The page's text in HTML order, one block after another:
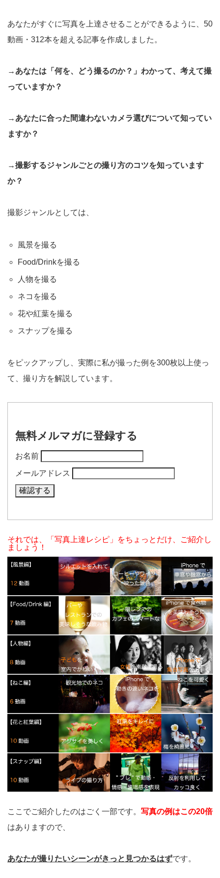
あなたがすぐに写真を上達させることができるように、50
動画・312本を超える記事を作成しました。
→あなたは「何を、どう撮るのか？」わかって、考えて撮
っていますか？
→あなたに合った間違わないカメラ選びについて知ってい
ますか？
→撮影するジャンルごとの撮り方のコツを知っています
か？
撮影ジャンルとしては、
風景を撮る
Food/Drinkを撮る
人物を撮る
ネコを撮る
花や紅葉を撮る
スナップを撮る
をピックアップし、実際に私が撮った例を300枚以上使っ
て、撮り方を解説しています。
無料メルマガに登録する
お名前
メールアドレス
それでは、「写真上達レシピ」をちょっとだけ、ご紹介し
ましょう！
ここでご紹介したのはごく一部です。 写真の例はこの20倍
はありますので、
あなたが撮りたいシーンがきっと見つかるはずです。